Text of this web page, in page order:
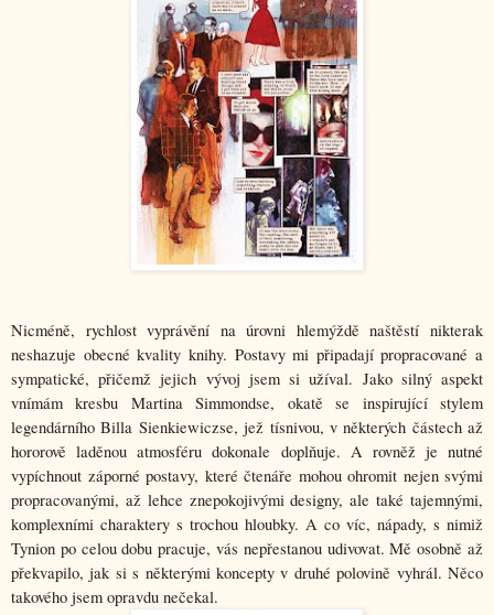
Nicméně, rychlost vyprávění na úrovni hlemýždě naštěstí nikterak
neshazuje obecné kvality knihy. Postavy mi připadají propracované a
sympatické, přičemž jejich vývoj jsem si užíval. Jako silný aspekt
vnímám kresbu Martina Simmondse, okatě se inspirující stylem
legendárního Billa Sienkiewiczse, jež tísnivou, v některých částech až
hororově laděnou atmosféru dokonale doplňuje. A rovněž je nutné
vypíchnout záporné postavy, které čtenáře mohou ohromit nejen svými
propracovanými, až lehce znepokojivými designy, ale také tajemnými,
komplexními charaktery s trochou hloubky. A co víc, nápady, s nimiž
Tynion po celou dobu pracuje, vás nepřestanou udivovat. Mě osobně až
překvapilo, jak si s některými koncepty v druhé polovině vyhrál. Něco
takového jsem opravdu nečekal.